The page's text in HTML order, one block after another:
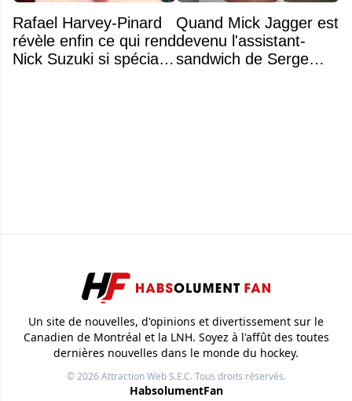
Rafael Harvey-Pinard
révèle enfin ce qui rend
Nick Suzuki si spécial
Quand Mick Jagger est
devenu l'assistant-
sandwich de Serge
Un site de nouvelles, d'opinions et divertissement sur le
Canadien de Montréal et la LNH. Soyez à l'affût des toutes
dernières nouvelles dans le monde du hockey.
© 2026Attraction Web S.E.C.Tous droits réservés.
HabsolumentFan